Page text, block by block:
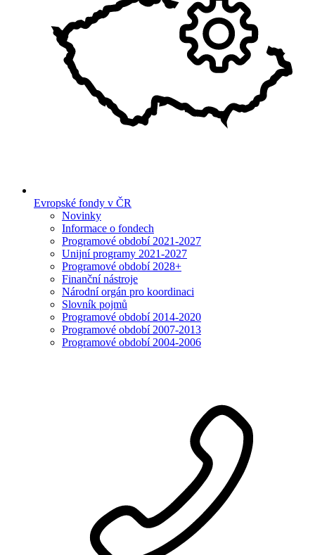
Evropské fondy v ČR
Novinky
Informace o fondech
Programové období 2021-2027
Unijní programy 2021-2027
Programové období 2028+
Finanční nástroje
Národní orgán pro koordinaci
Slovník pojmů
Programové období 2014-2020
Programové období 2007-2013
Programové období 2004-2006